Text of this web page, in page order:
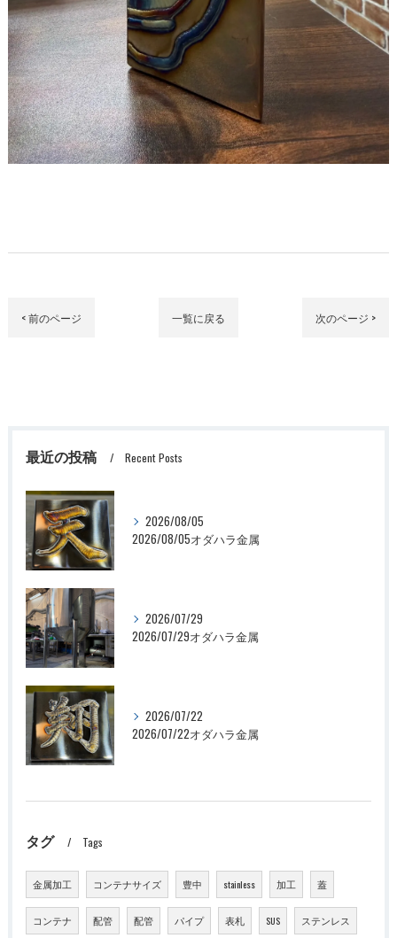
< 前のページ 一覧に戻る 次のページ >
最近の投稿 Recent Posts
2026/08/05
2026/08/05オダハラ金属
2026/07/29
2026/07/29オダハラ金属
2026/07/22
2026/07/22オダハラ金属
タグ Tags
金属加工 コンテナサイズ 豊中 stainless 加工 蓋
コンテナ 配管 配管 パイプ 表札 SUS ステンレス